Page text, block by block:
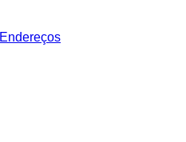
Endereços